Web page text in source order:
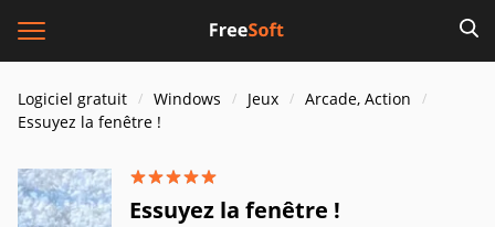
Logiciel gratuit Windows Jeux
Arcade, Action
Essuyez la fenêtre !
Essuyez la fenêtre !